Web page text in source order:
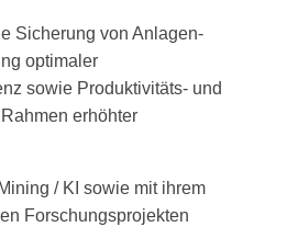
Sicherung von Anlagen-
optimaler
sowie Produktivitäts- und
erhöhter
/ KI sowie mit ihrem
Forschungsprojekten